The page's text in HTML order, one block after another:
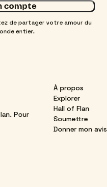
compte
de partager votre amour du
entier.
Pour
À propos
Explorer
Hall of Flan
Soumettre
Donner mon avis